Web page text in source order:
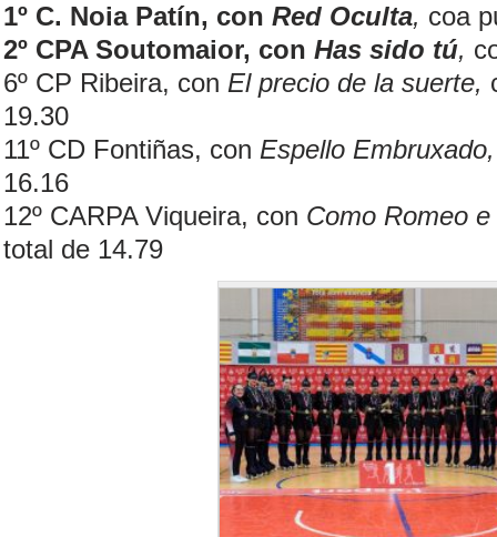
1º C. Noia Patín, con Red Oculta, coa
2º CPA Soutomaior, con Has sido tú,
6º CP Ribeira, con El precio de la suerte,
19.30
11º CD Fontiñas, con Espello
16.16
12º CARPA Viqueira, con Como Romeo
total de 14.79